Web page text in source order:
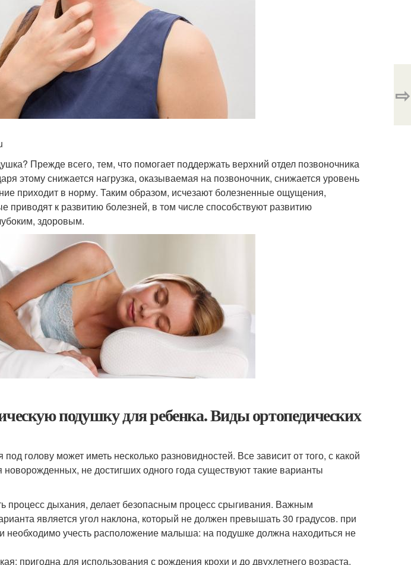
Прежде всего, тем, что помогает поддержать верхний отдел позвоночника
этому снижается нагрузка, оказываемая на позвоночник, снижается уровень
приходит в норму. Таким образом, исчезают болезненные ощущения,
приводят к развитию болезней, в том числе способствуют развитию
здоровым.
подушку для ребенка. Виды ортопедических
голову может иметь несколько разновидностей. Все зависит от того, с какой
новорожденных, не достигших одного года существуют такие варианты
процесс дыхания, делает безопасным процесс срыгивания. Важным
является угол наклона, который не должен превышать 30 градусов. при
необходимо учесть расположение малыша: на подушке должна находиться не
пригодна для использования с рождения крохи и до двухлетнего возраста.
⇨